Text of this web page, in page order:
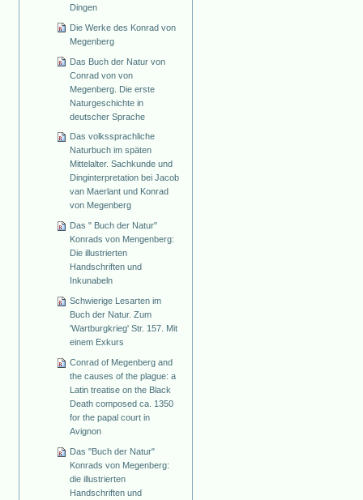
Dingen
Die Werke des Konrad von
Megenberg
Das Buch der Natur von
Conrad von von
Megenberg. Die erste
Naturgeschichte in
deutscher Sprache
Das volkssprachliche
Naturbuch im späten
Mittelalter. Sachkunde und
Dinginterpretation bei Jacob
van Maerlant und Konrad
von Megenberg
Das " Buch der Natur"
Konrads von Mengenberg:
Die illustrierten
Handschriften und
Inkunabeln
Schwierige Lesarten im
Buch der Natur. Zum
'Wartburgkrieg' Str. 157. Mit
einem Exkurs
Conrad of Megenberg and
the causes of the plague: a
Latin treatise on the Black
Death composed ca. 1350
for the papal court in
Avignon
Das "Buch der Natur"
Konrads von Megenberg:
die illustrierten
Handschriften und